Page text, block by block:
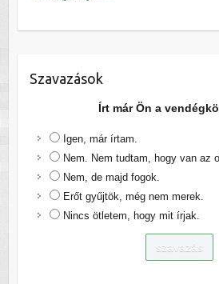
Szavazások
Írt már Ön a
Igen, már írtam.
Nem. Nem tudtam, hogy van az
Nem, de majd fogok.
Erőt gyűjtök, még nem merek.
Nincs ötletem, hogy mit írjak.